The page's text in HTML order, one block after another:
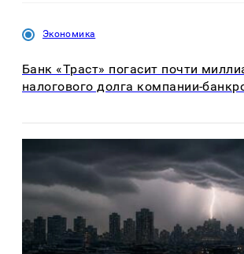
Экономика
Банк «Траст» погасит почти
налогового долга компании-